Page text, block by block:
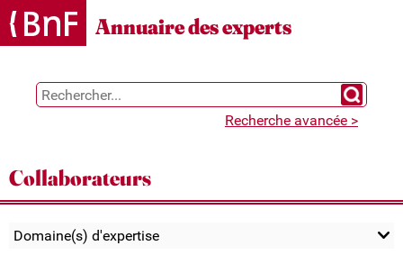
Gestion des cookies
Annuaire des experts
Chercher
Recherche avancée >
Collaborateurs
Domaine(s) d'expertise